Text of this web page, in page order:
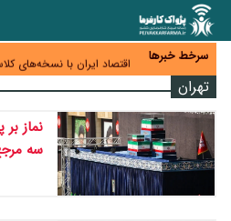
سرخط خبرها
بیش از ۶۰ درصد
می‌برد
اختیار تمدید مهلت ثبت
اقتصاد ایران با نسخه‌های
ظرفیت تجارت ۳۰۰ میلیارد دلاری با همسایگان وجود دارد درمان بیش از ۳۰
افزایش یافت
دام ارزان شد، گوشت نه/چرا
نرسید؟
تهران
نماز
سه